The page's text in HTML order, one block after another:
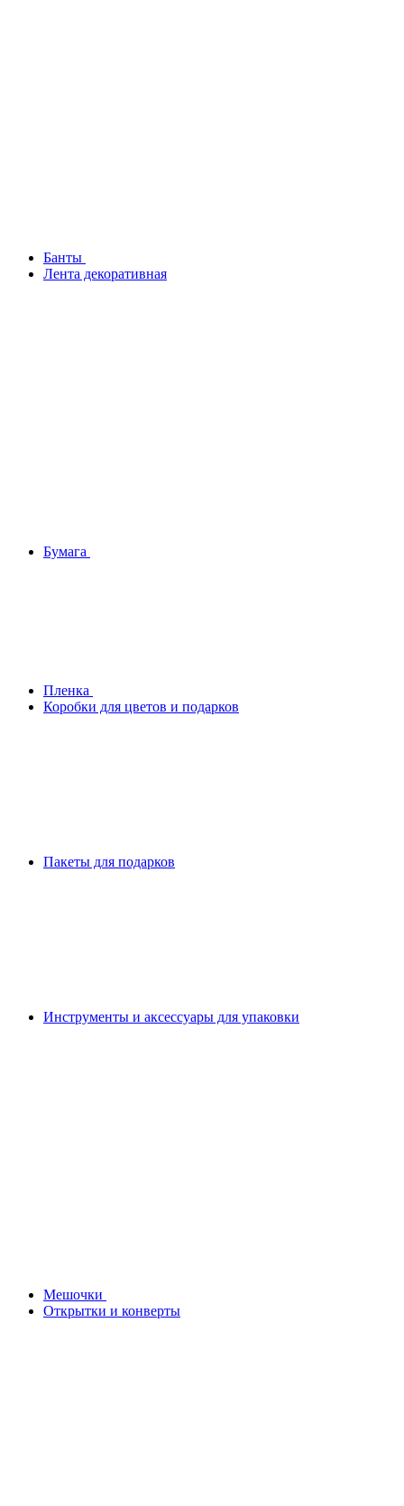
Банты
Лента декоративная
Бумага
Плeнка
Коробки для цветов и подарков
Пакеты для подарков
Инструменты и аксессуары для упаковки
Мешочки
Открытки и конверты